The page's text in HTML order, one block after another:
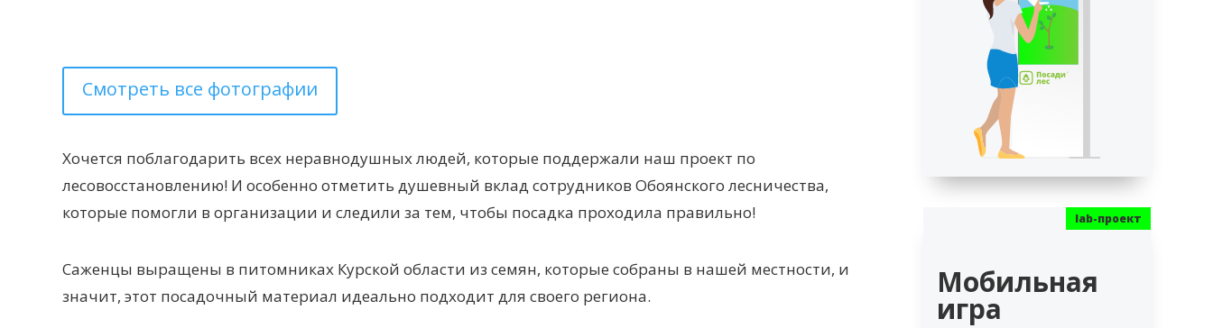
Смотреть все фотографии
Хочется поблагодарить всех неравнодушных людей, которые поддержали наш проект по
лесовосстановлению! И особенно отметить душевный вклад сотрудников Обоянского лесничества,
которые помогли в организации и следили за тем, чтобы посадка проходила правильно!
Саженцы выращены в питомниках Курской области из семян, которые собраны в нашей местности, и
значит, этот посадочный материал идеально подходит для своего региона.
Мобильная
игра